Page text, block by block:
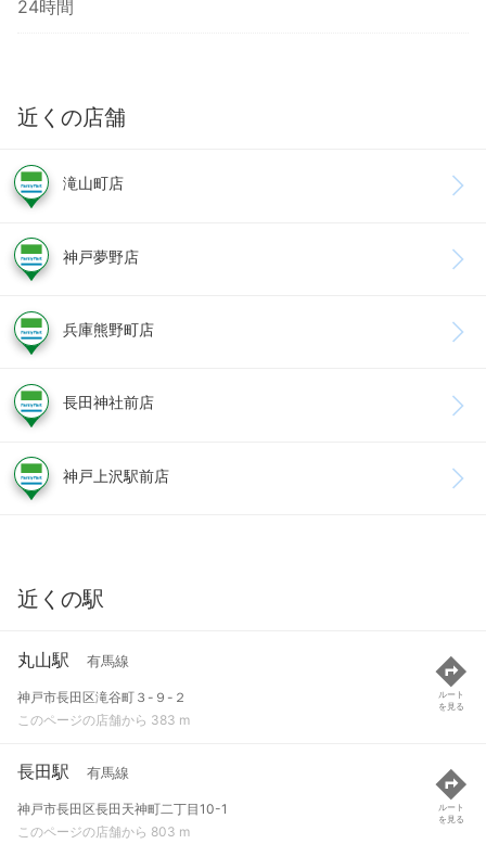
24時間
近くの店舗
滝山町店
神戸夢野店
兵庫熊野町店
長田神社前店
神戸上沢駅前店
近くの駅
丸山駅 有馬線
神戸市長田区滝谷町３-９-２
このページの店舗から 383 m
ルート
を見る
長田駅 有馬線
神戸市長田区長田天神町二丁目10-1
このページの店舗から 803 m
ルート
を見る